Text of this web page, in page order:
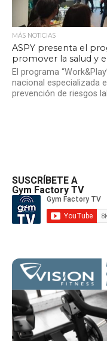
MÁS NOTICIAS
ASPY presenta el
promover la salud y
El programa
nacional especializada
prevención de riesgos
SUSCRÍBETE A
Gym Factory TV